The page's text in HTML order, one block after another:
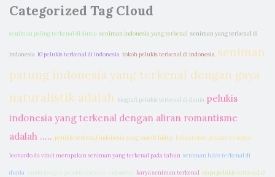
Categorized Tag Cloud
seniman paling terkenal di dunia seniman indonesia yang terkenal seniman yang terkenal di
indonesia 10 pelukis terkenal di indonesia tokoh pelukis terkenal di indonesia seniman
patung indonesia yang terkenal dengan gaya
naturalistik adalah biografi pelukis terkenal di dunia pelukis
indonesia yang terkenal dengan aliran romantisme
adalah ..... pelukis terkenal indonesia yang masih hidup lukisan dari pelukis terkenal
leonardo da vinci merupakan seniman yang terkenal pada tahun seniman lukis terkenal di
dunia tanda tangan pelukis terkenal indonesia karya seniman terkenal siapa pelukis terkenal di